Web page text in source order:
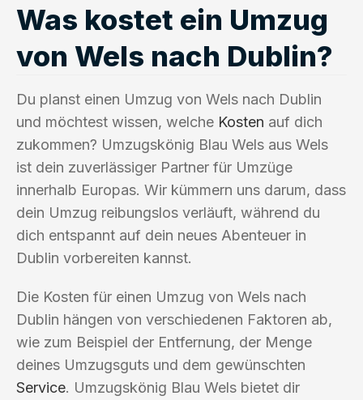
Was kostet ein Umzug
von Wels nach Dublin?
Du planst einen Umzug von Wels nach Dublin
und möchtest wissen, welche Kosten auf dich
zukommen? Umzugskönig Blau Wels aus Wels
ist dein zuverlässiger Partner für Umzüge
innerhalb Europas. Wir kümmern uns darum, dass
dein Umzug reibungslos verläuft, während du
dich entspannt auf dein neues Abenteuer in
Dublin vorbereiten kannst.
Die Kosten für einen Umzug von Wels nach
Dublin hängen von verschiedenen Faktoren ab,
wie zum Beispiel der Entfernung, der Menge
deines Umzugsguts und dem gewünschten
Service. Umzugskönig Blau Wels bietet dir